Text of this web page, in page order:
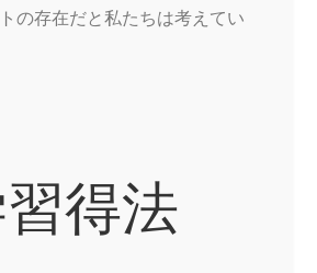
の存在だと私たちは考えてい
得法